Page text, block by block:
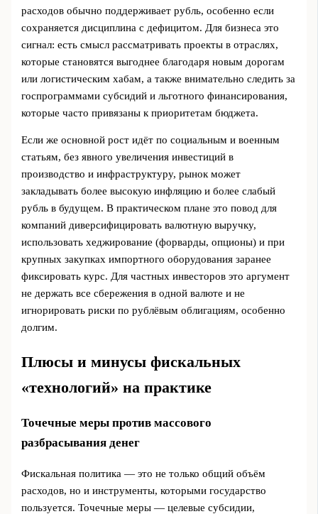
расходов обычно поддерживает рубль, особенно если
сохраняется дисциплина с дефицитом. Для бизнеса это
сигнал: есть смысл рассматривать проекты в отраслях,
которые становятся выгоднее благодаря новым дорогам
или логистическим хабам, а также внимательно следить за
госпрограммами субсидий и льготного финансирования,
которые часто привязаны к приоритетам бюджета.
Если же основной рост идёт по социальным и военным
статьям, без явного увеличения инвестиций в
производство и инфраструктуру, рынок может
закладывать более высокую инфляцию и более слабый
рубль в будущем. В практическом плане это повод для
компаний диверсифицировать валютную выручку,
использовать хеджирование (форварды, опционы) и при
крупных закупках импортного оборудования заранее
фиксировать курс. Для частных инвесторов это аргумент
не держать все сбережения в одной валюте и не
игнорировать риски по рублёвым облигациям, особенно
долгим.
Плюсы и минусы фискальных
«технологий» на практике
Точечные меры против массового
разбрасывания денег
Фискальная политика — это не только общий объём
расходов, но и инструменты, которыми государство
пользуется. Точечные меры — целевые субсидии,